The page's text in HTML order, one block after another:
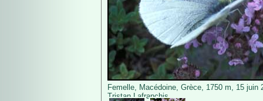
Femelle, Macédoine, Grèce, 1750 m, 15 juin
Tristan Lafranchis.